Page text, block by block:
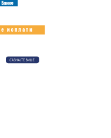
kampa "Srbija te
u Bačkoj Palanci